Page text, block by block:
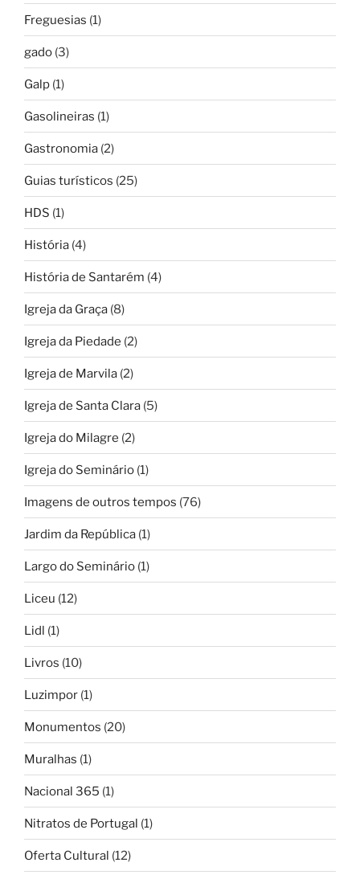
Freguesias (1)
gado (3)
Galp (1)
Gasolineiras (1)
Gastronomia (2)
Guias turísticos (25)
HDS (1)
História (4)
História de Santarém (4)
Igreja da Graça (8)
Igreja da Piedade (2)
Igreja de Marvila (2)
Igreja de Santa Clara (5)
Igreja do Milagre (2)
Igreja do Seminário (1)
Imagens de outros tempos (76)
Jardim da República (1)
Largo do Seminário (1)
Liceu (12)
Lidl (1)
Livros (10)
Luzimpor (1)
Monumentos (20)
Muralhas (1)
Nacional 365 (1)
Nitratos de Portugal (1)
Oferta Cultural (12)